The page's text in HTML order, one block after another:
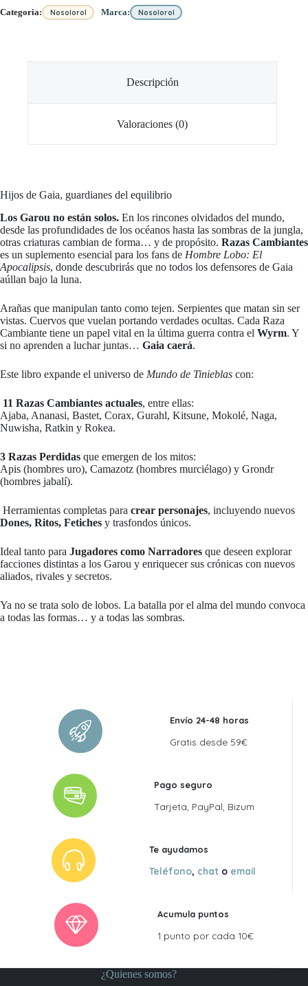
Categoria: Nosolorol Marca: Nosolorol
Descripción
Valoraciones (0)
Hijos de Gaia, guardianes del equilibrio
Los Garou no están solos. En los rincones olvidados del mundo,
desde las profundidades de los océanos hasta las sombras de la jungla,
otras criaturas cambian de forma… y de propósito. Razas Cambiantes
es un suplemento esencial para los fans de Hombre Lobo: El
Apocalipsis, donde descubrirás que no todos los defensores de Gaia
aúllan bajo la luna.
Arañas que manipulan tanto como tejen. Serpientes que matan sin ser
vistas. Cuervos que vuelan portando verdades ocultas. Cada Raza
Cambiante tiene un papel vital en la última guerra contra el Wyrm. Y
si no aprenden a luchar juntas… Gaia caerá.
Este libro expande el universo de Mundo de Tinieblas con:
11 Razas Cambiantes actuales, entre ellas:
Ajaba, Ananasi, Bastet, Corax, Gurahl, Kitsune, Mokolé, Naga,
Nuwisha, Ratkin y Rokea.
3 Razas Perdidas que emergen de los mitos:
Apis (hombres uro), Camazotz (hombres murciélago) y Grondr
(hombres jabalí).
️ Herramientas completas para crear personajes, incluyendo nuevos
Dones, Ritos, Fetiches y trasfondos únicos.
Ideal tanto para Jugadores como Narradores que deseen explorar
facciones distintas a los Garou y enriquecer sus crónicas con nuevos
aliados, rivales y secretos.
Ya no se trata solo de lobos. La batalla por el alma del mundo convoca
a todas las formas… y a todas las sombras.
Envío 24-48 horas
Gratis desde 59€
Pago seguro
Tarjeta, PayPal, Bizum
Te ayudamos
Teléfono, chat o email
Acumula puntos
1 punto por cada 10€
¿Quienes somos?